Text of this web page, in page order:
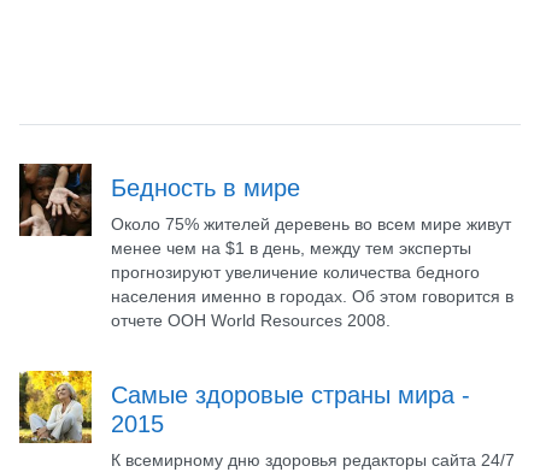
Бедность в мире
Около 75% жителей деревень во всем мире живут
менее чем на $1 в день, между тем эксперты
прогнозируют увеличение количества бедного
населения именно в городах. Об этом говорится в
отчете ООН World Resources 2008.
Самые здоровые страны мира -
2015
К всемирному дню здоровья редакторы сайта 24/7